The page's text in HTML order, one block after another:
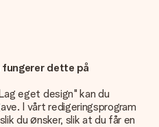
fungerer dette på
eget design" kan du
I vårt redigeringsprogram
du ønsker, slik at du får en